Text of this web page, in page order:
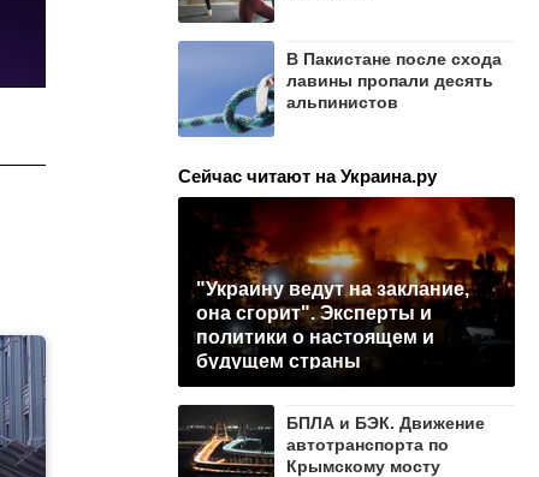
В Пакистане после схода
лавины пропали десять
альпинистов
Сейчас читают на Украина.ру
"Украину ведут на заклание,
она сгорит". Эксперты и
политики о настоящем и
будущем страны
БПЛА и БЭК. Движение
автотранспорта по
Крымскому мосту